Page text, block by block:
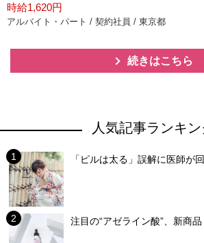
時給1,620円
アルバイト・パート / 契約社員 / 東京都
続きはこちら
人気記事ランキ
「ピルは太る」誤解に医師が
注目の“アゼライン酸”、新商品